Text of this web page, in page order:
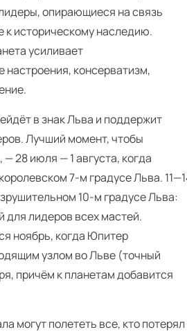
опирающиеся на связь
к историческому наследию.
усиливает
настроения, консерватизм,
в знак Льва и поддержит
Лучший момент, чтобы
— 28 июля — 1 августа, когда
7‑м градусе Льва.
10‑м градусе Льва:
для лидеров всех мастей.
ноябрь, когда Юпитер
узлом во Льве (точный
причём к планетам добавится
могут полететь все, кто потерял